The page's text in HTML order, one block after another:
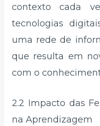
contexto cada
tecnologias
uma rede de
que resulta em
com o
2.2 Impacto das
na Aprendizagem